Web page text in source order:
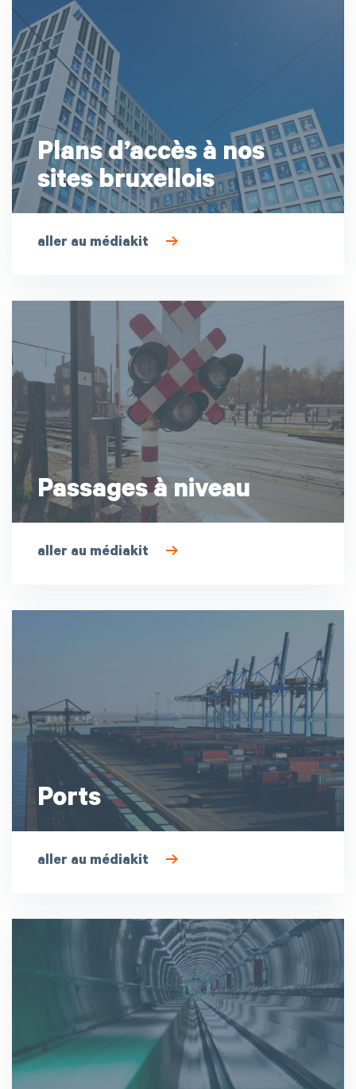
Plans d’accès à nos
sites bruxellois
aller au médiakit
Passages à niveau
aller au médiakit
Ports
aller au médiakit